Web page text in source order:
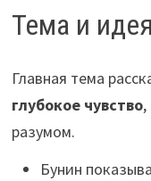
Тема и
Главная тема
глубокое чувство,
разумом.
Бунин